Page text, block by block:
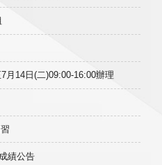
月14日(二)09:00-16:00辦理
績公告